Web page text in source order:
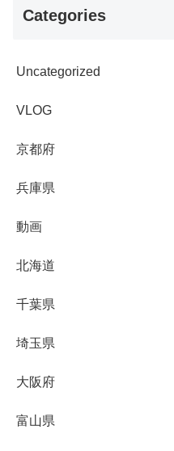
Categories
Uncategorized
VLOG
京都府
兵庫県
動画
北海道
千葉県
埼玉県
大阪府
富山県